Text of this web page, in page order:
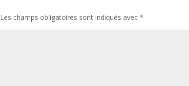
Les champs obligatoires sont indiqués avec*